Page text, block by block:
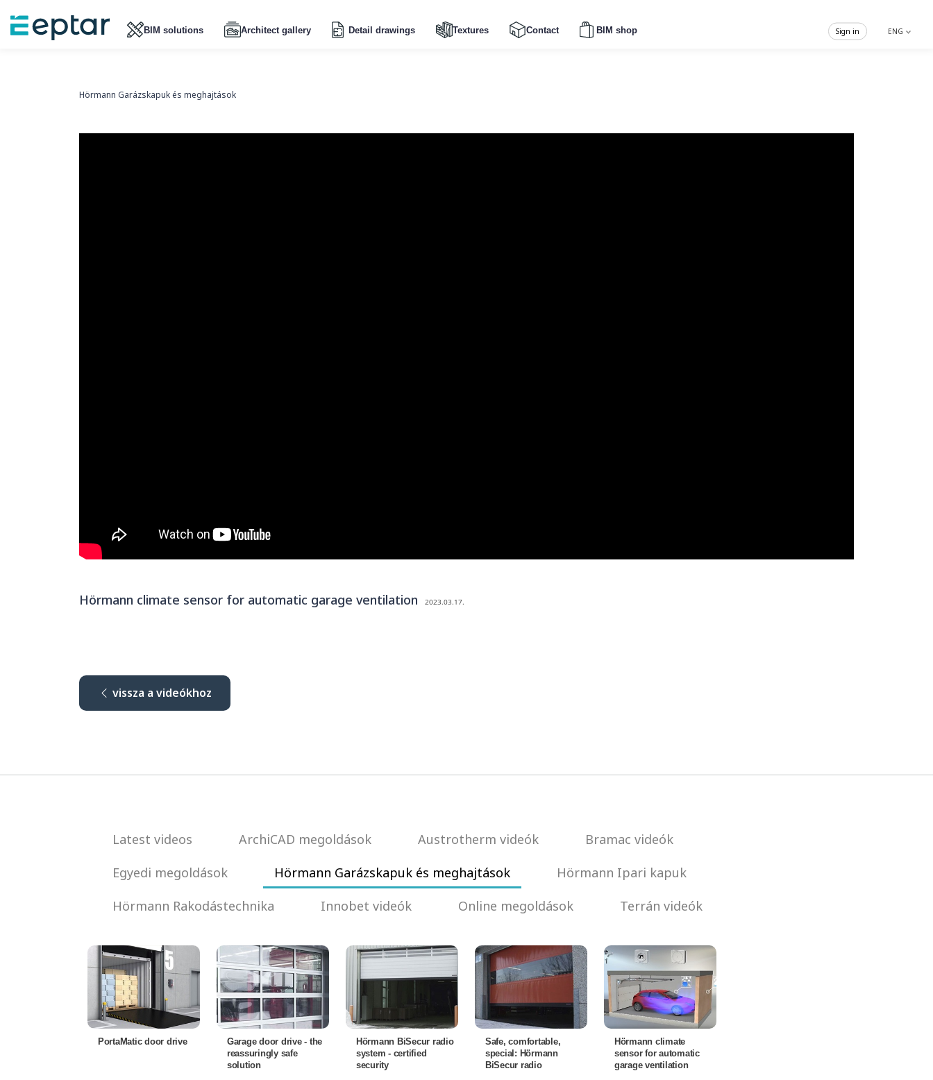
BIM solutions Architect gallery Detail drawings Textures Contact BIM shop ENG
Sign in
Hörmann Garázskapuk és meghajtások
Hörmann climate sensor for automatic garage ventilation 2023.03.17.
vissza a videókhoz
Latest videos ArchiCAD megoldások Austrotherm videók
Bramac videók
Egyedi megoldások
Hörmann Garázskapuk és meghajtások
Hörmann Ipari kapuk
Hörmann Rakodástechnika
Innobet videók Online megoldások Terrán videók
PortaMatic door drive
Garage door drive - the
reassuringly safe
solution
Hörmann BiSecur radio
system - certified
security
Safe, comfortable,
special: Hörmann
BiSecur radio
Hörmann climate
sensor for automatic
garage ventilation